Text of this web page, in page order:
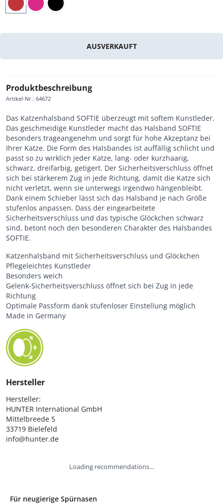
AUSVERKAUFT
Produktbeschreibung
Artikel-Nr.: 64672
Das Katzenhalsband SOFTIE überzeugt mit softem Kunstleder.
Das geschmeidige Kunstleder macht das Halsband SOFTIE
besonders trageangenehm und sorgt für hohe Akzeptanz bei
Ihrer Katze. Die Form des Halsbandes ist auffällig schlicht und
passt so zu wirklich jeder Katze, lang- oder kurzhaarig,
schwarz, dreifarbig, getigert. Der Sicherheitsverschluss öffnet
sich bei stärkerem Zug in jede Richtung, damit die Katze sich
nicht verletzt, wenn sie unterwegs irgendwo hängenbleibt.
Dank einem Schieber lässt sich das Halsband je nach Größe
stufenlos anpassen. Dass der eingearbeitete
Sicherheitsverschluss und das typische Glöckchen schwarz
sind, betont noch den besonderen Charakter des Halsbandes
SOFTIE.
Katzenhalsband mit Sicherheitsverschluss und Glöckchen
Pflegeleichtes Kunstleder
Besonders weich
Gelenk-Sicherheitsverschluss öffnet sich bei Zug in jede
Richtung
Optimale Passform dank stufenloser Einstellung möglich
Made in Germany
Hersteller
Hersteller:
HUNTER International GmbH
Mittelbreede 5
33719 Bielefeld
info@hunter.de
Loading recommendations...
Für neugierige Spürnasen